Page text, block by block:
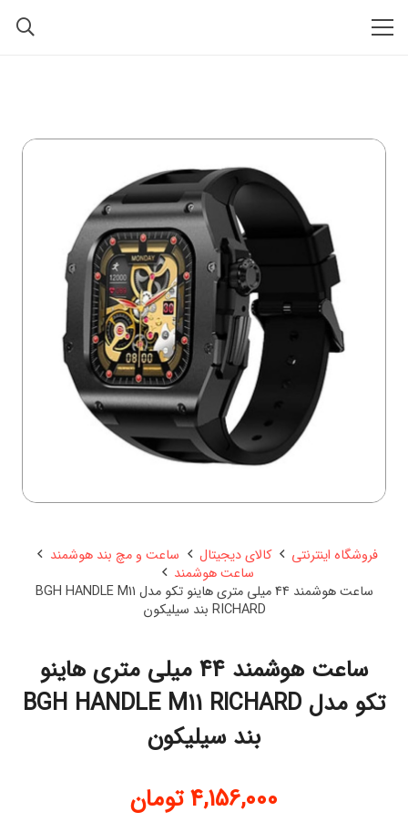
فروشگاه اینترنتی کالای دیجیتال
ساعت و مچ بند هوشمند
ساعت هوشمند
ساعت هوشمند 44 میلی متری هاینو تکو مدل BGH HANDLE M11
RICHARD بند سیلیکون
ساعت هوشمند 44 میلی متری هاینو
تکو مدل BGH HANDLE M11 RICHARD
بند سیلیکون
4,156,000 تومان